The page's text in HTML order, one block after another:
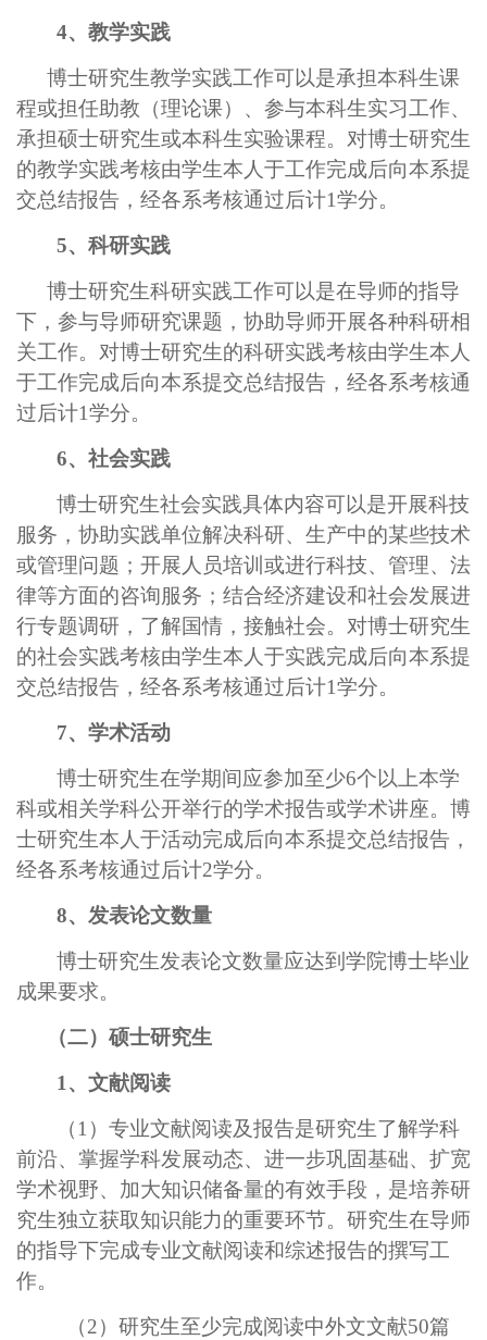
4、教学实践
博士研究生教学实践工作可以是承担本科生课
程或担任助教（理论课）、参与本科生实习工作、
承担硕士研究生或本科生实验课程。对博士研究生
的教学实践考核由学生本人于工作完成后向本系提
交总结报告，经各系考核通过后计1学分。
5、科研实践
博士研究生科研实践工作可以是在导师的指导
下，参与导师研究课题，协助导师开展各种科研相
关工作。对博士研究生的科研实践考核由学生本人
于工作完成后向本系提交总结报告，经各系考核通
过后计1学分。
6、社会实践
博士研究生社会实践具体内容可以是开展科技
服务，协助实践单位解决科研、生产中的某些技术
或管理问题；开展人员培训或进行科技、管理、法
律等方面的咨询服务；结合经济建设和社会发展进
行专题调研，了解国情，接触社会。对博士研究生
的社会实践考核由学生本人于实践完成后向本系提
交总结报告，经各系考核通过后计1学分。
7、学术活动
博士研究生在学期间应参加至少6个以上本学
科或相关学科公开举行的学术报告或学术讲座。博
士研究生本人于活动完成后向本系提交总结报告，
经各系考核通过后计2学分。
8、发表论文数量
博士研究生发表论文数量应达到学院博士毕业
成果要求。
（二）硕士研究生
1、文献阅读
（1）专业文献阅读及报告是研究生了解学科
前沿、掌握学科发展动态、进一步巩固基础、扩宽
学术视野、加大知识储备量的有效手段，是培养研
究生独立获取知识能力的重要环节。研究生在导师
的指导下完成专业文献阅读和综述报告的撰写工
作。
（2）研究生至少完成阅读中外文文献50篇